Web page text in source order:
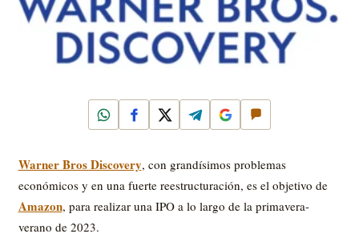
WhatsAppFacebook
X TelegramGoogleComentar
Warner Bros Discovery, con grandísimos problemas
económicos y en una fuerte reestructuración, es el objetivo de
Amazon, para realizar una IPO a lo largo de la primavera-
verano de 2023.